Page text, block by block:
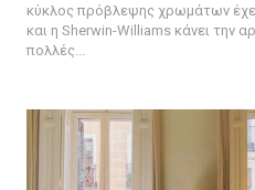
κύκλος πρόβλεψης χρωμάτων έχει
και η Sherwin-Williams κάνει την
πολλές...